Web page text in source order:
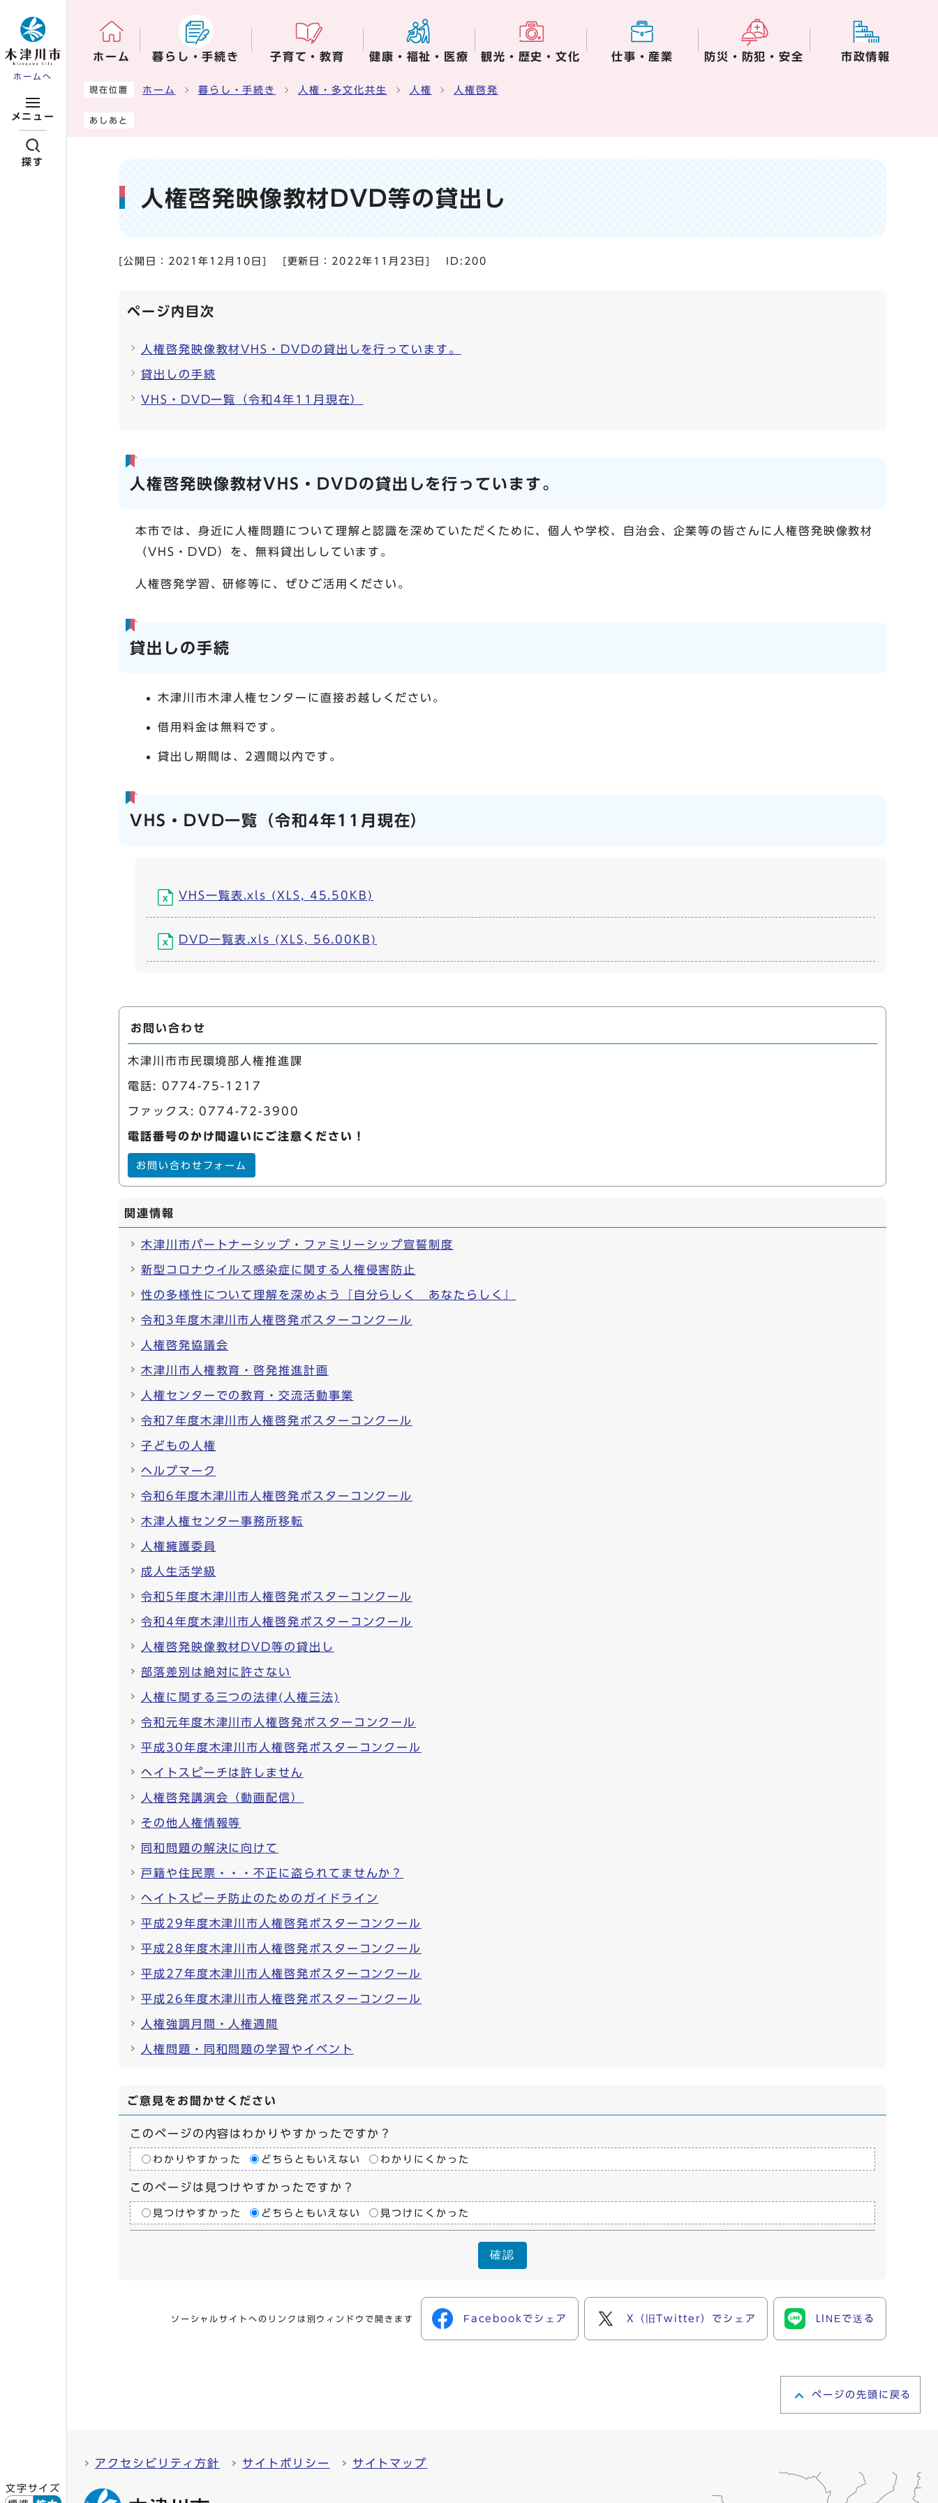
ホームへ
メニュー
探す
文字サイズ
ホーム 暮らし・手続き 子育て・教育 健康・福祉・医療 観光・歴史・文化 仕事・産業 防災・防犯・安全 市政情報
ここから本文です
現在位置 ホーム 暮らし・手続き 人権・多文化共生 人権 人権啓発
あしあと
人権啓発映像教材DVD等の貸出し
[公開日： 2021年12月10日 [更新日： 2022年11月23日 ID:200
ページ内目次
人権啓発映像教材VHS・DVDの貸出しを行っています。
貸出しの手続
VHS・DVD一覧（令和4年11月現在）
人権啓発映像教材VHS・DVDの貸出しを行っています。
本市では、身近に人権問題について理解と認識を深めていただくために、個人や学校、自治会、企業等の皆さんに人権啓発映像教材
（VHS・DVD）を、無料貸出ししています。
人権啓発学習、研修等に、ぜひご活用ください。
貸出しの手続
木津川市木津人権センターに直接お越しください。
借用料金は無料です。
貸出し期間は、2週間以内です。
VHS・DVD一覧（令和4年11月現在）
VHS一覧表.xls (XLS, 45.50KB)
DVD一覧表.xls (XLS, 56.00KB)
お問い合わせ
木津川市市民環境部人権推進課
電話: 0774-75-1217
ファックス: 0774-72-3900
電話番号のかけ間違いにご注意ください！
お問い合わせフォーム
関連情報
木津川市パートナーシップ・ファミリーシップ宣誓制度
新型コロナウイルス感染症に関する人権侵害防止
性の多様性について理解を深めよう『自分らしく あなたらしく』
令和3年度木津川市人権啓発ポスターコンクール
人権啓発協議会
木津川市人権教育・啓発推進計画
人権センターでの教育・交流活動事業
令和7年度木津川市人権啓発ポスターコンクール
子どもの人権
ヘルプマーク
令和6年度木津川市人権啓発ポスターコンクール
木津人権センター事務所移転
人権擁護委員
成人生活学級
令和5年度木津川市人権啓発ポスターコンクール
令和4年度木津川市人権啓発ポスターコンクール
人権啓発映像教材DVD等の貸出し
部落差別は絶対に許さない
人権に関する三つの法律(人権三法)
令和元年度木津川市人権啓発ポスターコンクール
平成30年度木津川市人権啓発ポスターコンクール
ヘイトスピーチは許しません
人権啓発講演会（動画配信）
その他人権情報等
同和問題の解決に向けて
戸籍や住民票・・・不正に盗られてませんか？
ヘイトスピーチ防止のためのガイドライン
平成29年度木津川市人権啓発ポスターコンクール
平成28年度木津川市人権啓発ポスターコンクール
平成27年度木津川市人権啓発ポスターコンクール
平成26年度木津川市人権啓発ポスターコンクール
人権強調月間・人権週間
人権問題・同和問題の学習やイベント
ご意見をお聞かせください
このページの内容はわかりやすかったですか？
わかりやすかった どちらともいえない わかりにくかった
このページは見つけやすかったですか？
見つけやすかった どちらともいえない 見つけにくかった
確認
ソーシャルサイトへのリンクは別ウィンドウで開きます Facebookでシェア X（旧Twitter）でシェア LINEで送る
ページの先頭に戻る
アクセシビリティ方針 サイトポリシー サイトマップ